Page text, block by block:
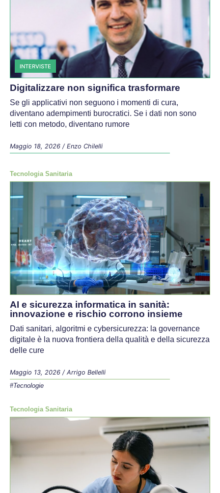
INTERVISTE
Digitalizzare non significa trasformare
Se gli applicativi non seguono i momenti di cura,
diventano adempimenti burocratici. Se i dati non sono
letti con metodo, diventano rumore
Maggio 18, 2026 / Enzo Chilelli
Tecnologia Sanitaria
AI e sicurezza informatica in sanità:
innovazione e rischio corrono insieme
Dati sanitari, algoritmi e cybersicurezza: la governance
digitale è la nuova frontiera della qualità e della sicurezza
delle cure
Maggio 13, 2026 / Arrigo Bellelli
#Tecnologie
Tecnologia Sanitaria